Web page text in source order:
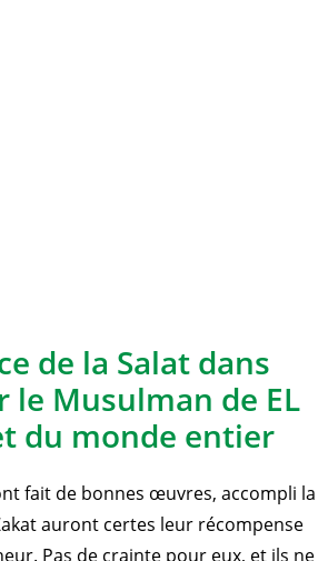
de la Salat dans
le Musulman de EL
du monde entier
fait de bonnes œuvres, accompli la
auront certes leur récompense
Pas de crainte pour eux, et ils ne